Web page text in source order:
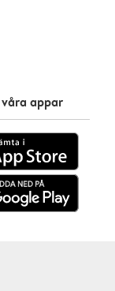
appar